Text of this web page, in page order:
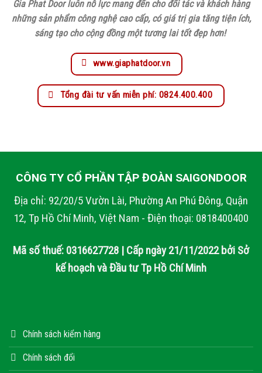
Gia Phat Door luôn nỗ lực mang đến cho đối tác và khách hàng
những sản phẩm công nghệ cao cấp, có giá trị gia tăng tiện ích,
sáng tạo cho cộng đồng một tương lai tốt đẹp hơn!
www.giaphatdoor.vn
Tổng đài tư vấn miễn phí: 0824.400.400
CÔNG TY CỔ PHẦN TẬP ĐOÀN SAIGONDOOR
Địa chỉ: 92/20/5 Vườn Lài, Phường An Phú Đông, Quận
12, Tp Hồ Chí Minh, Việt Nam - Điện thoại: 0818400400
Mã số thuế: 0316627728 | Cấp ngày 21/11/2022 bởi Sở
kế hoạch và Đầu tư Tp Hồ Chí Minh
Chính sách kiểm hàng
Chính sách đổi